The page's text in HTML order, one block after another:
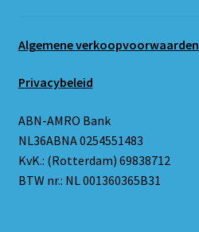
Algemene verkoopvoorwaarden
Privacybeleid
ABN-AMRO Bank
NL36ABNA 0254551483
KvK.: (Rotterdam) 69838712
BTW nr.: NL 001360365B31